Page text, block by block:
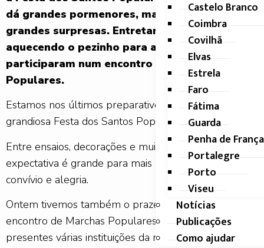
Castelo Branco
Coimbra
Covilhã
Elvas
Estrela
Faro
Fátima
Guarda
Penha de França
Portalegre
Porto
Viseu
Notícias
Publicações
Como ajudar
dá grandes pormenores, mas promete
grandes surpresas. Entretanto, os utentes vão
aquecendo o pezinho para a dança e
participaram num encontro de Marchas
Populares.
Estamos nos últimos preparativos para a nossa
grandiosa Festa dos Santos Populares! 🎉🌿🎊
Entre ensaios, decorações e muita animação, a
expectativa é grande para mais um momento de
convívio e alegria.
Ontem tivemos também o prazer de participar num
encontro de Marchas Populares, onde estiveram
presentes várias instituições da região.